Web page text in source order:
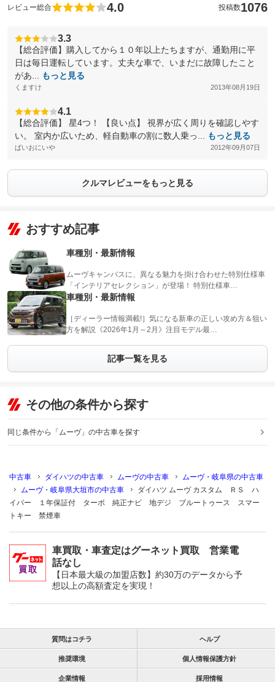
レビュー総合 4.0 投稿数1076
3.3
【総合評価】購入してから１０年以上たちますが、通勤用に平
日は毎日運転しています。丈夫な車で、いまだに故障したこと
があ...
もっと見る
くますけ 2013年08月19日
4.1
【総合評価】 星4つ！ 【良い点】 視界が広く周りを確認しやす
い。 室内か広いため、軽自動車の割に数人乗っ...
もっと見る
ぱいおにいや 2012年09月07日
クルマレビューをもっと見る
おすすめ記事
車種別・最新情報
ムーヴキャンバスに、異なる魅力を掛け合わせた特別仕様車
「インテリアセレクション」が登場！ 特別仕様車…
車種別・最新情報
［ディーラー情報満載!］気になる新車の正しい攻め方＆狙い
方を解説《2026年1月～2月》注目モデル最…
記事一覧を見る
その他の条件から探す
同じ条件から「ムーヴ」の中古車を探す
中古車 ダイハツの中古車 ムーヴの中古車
ムーヴ・岐阜県の中古車
ムーヴ・岐阜県大垣市の中古車
ダイハツ ムーヴ カスタム ＲＳ ハ
イパー １年保証付 ターボ 純正ナビ 地デジ ブルートゥース スマー
トキー 禁煙車
車買取・車査定はグーネット買取 営業電
話なし
【日本最大級の加盟店数】約30万のデータから予
想以上の高額査定を実現！
質問はコチラ ヘルプ
推奨環境 個人情報保護方針
企業情報 採用情報